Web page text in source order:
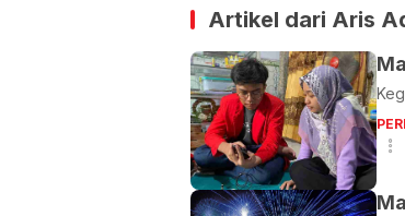
Artikel dari Aris